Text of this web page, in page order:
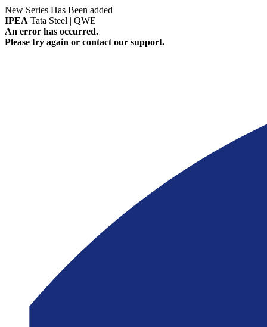
New Series Has Been added
IPEA Tata Steel | QWE
An error has occurred.
Please try again or contact our support.